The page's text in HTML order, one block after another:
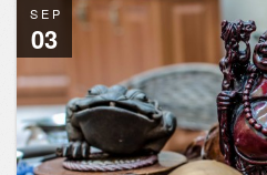
SEP
03